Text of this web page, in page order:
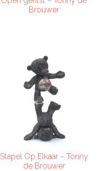
Brouwer
Stapel Op Elkaar – Tonny
de Brouwer